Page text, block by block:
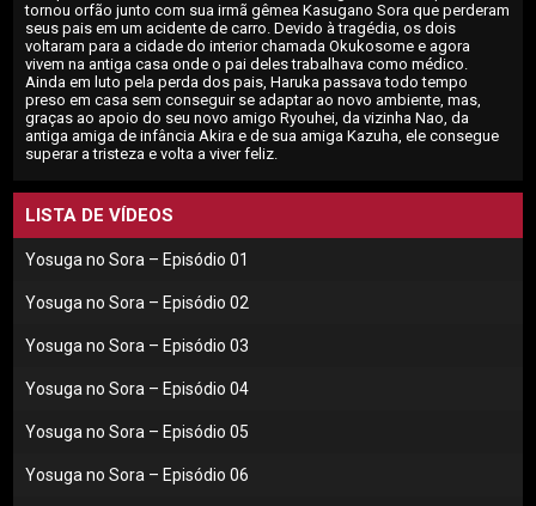
tornou orfão junto com sua irmã gêmea Kasugano Sora que perderam
seus pais em um acidente de carro. Devido à tragédia, os dois
voltaram para a cidade do interior chamada Okukosome e agora
vivem na antiga casa o­nde o pai deles trabalhava como médico.
Ainda em luto pela perda dos pais, Haruka passava todo tempo
preso em casa sem conseguir se adaptar ao novo ambiente, mas,
graças ao apoio do seu novo amigo Ryouhei, da vizinha Nao, da
antiga amiga de infância Akira e de sua amiga Kazuha, ele consegue
superar a tristeza e volta a viver feliz.
LISTA DE VÍDEOS
Yosuga no Sora – Episódio 01
Yosuga no Sora – Episódio 02
Yosuga no Sora – Episódio 03
Yosuga no Sora – Episódio 04
Yosuga no Sora – Episódio 05
Yosuga no Sora – Episódio 06